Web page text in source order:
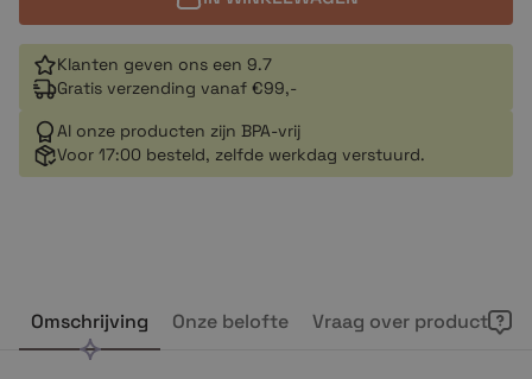
Klanten geven ons een 9.7
Gratis verzending vanaf €99,-
Al onze producten zijn BPA-vrij
Voor 17:00 besteld, zelfde werkdag verstuurd.
Omschrijving Onze belofte Vraag over product